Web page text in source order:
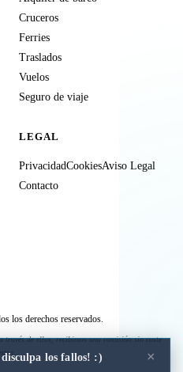
los fallos! :) ×
Cruceros
Ferries
Traslados
Vuelos
Seguro de viaje
LEGAL
PrivacidadCookiesAviso Legal
Contacto
los derechos reservados.
de ellos, recibimos una comisión sin coste
extra.